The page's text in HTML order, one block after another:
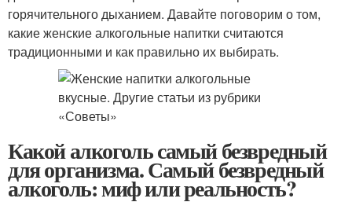
горячительного дыханием. Давайте поговорим о том,
какие женские алкогольные напитки считаются
традиционными и как правильно их выбирать.
Какой алкоголь самый безвредный
для организма. Самый безвредный
алкоголь: миф или реальность?